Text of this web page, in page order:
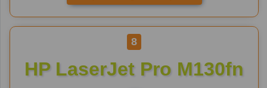
8
HP LaserJet Pro M130fn